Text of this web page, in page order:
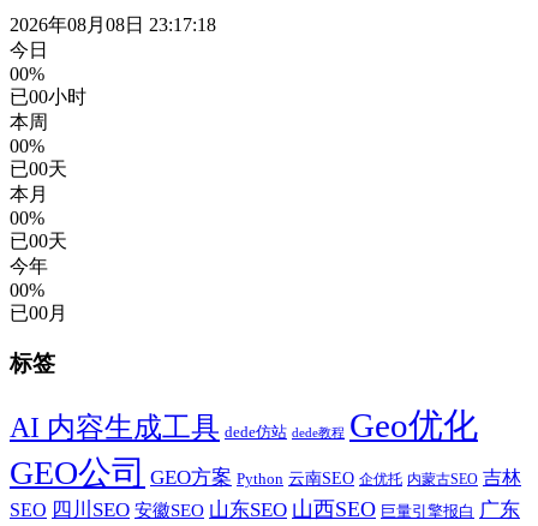
2026年08月08日 23:17:18
今日
00%
已00小时
本周
00%
已00天
本月
00%
已00天
今年
00%
已00月
标签
AI 内容生成工具 dede仿站 dede教程 Geo优化
GEO公司 GEO方案 Python 云南SEO 企优托 内蒙古SEO 吉林
SEO 四川SEO 安徽SEO 山东SEO 山西SEO 巨量引擎报白 广东